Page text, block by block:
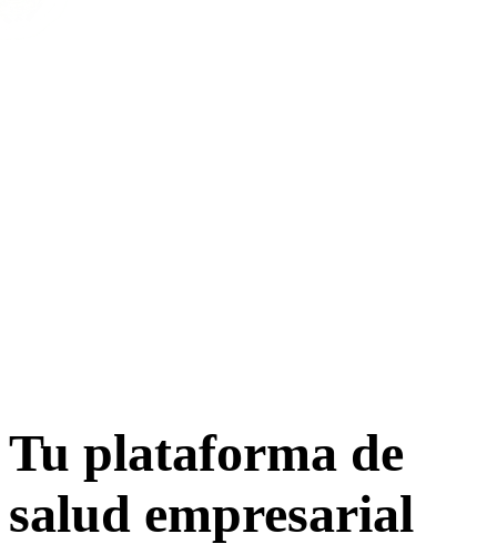
Tu plataforma de
salud empresarial